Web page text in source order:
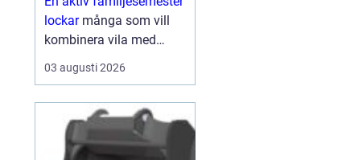
lockarmånga som vill
kombinera vila med
rörelse, gemenskap och
naturupplevelser. I stället
poolen söker fler familjer
resor där både barn och
vu...
03 augusti 2026